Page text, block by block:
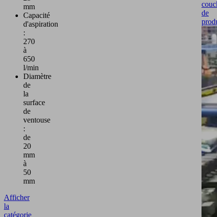
mm
Capacité
d'aspiration
:
270
à
650
l/min
Diamètre
de
la
surface
de
ventouse
:
de
20
mm
à
50
mm
Afficher
la
catégorie
de